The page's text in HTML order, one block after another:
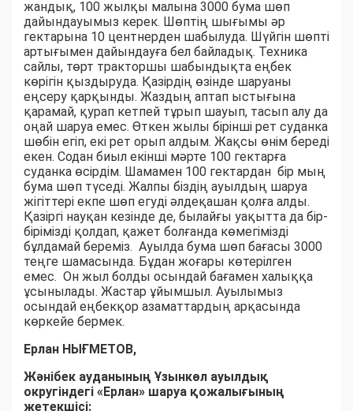
жандық, 100 жылқы малына 3000 бума шөп
дайындауымыз керек. Шөптің шығымы әр
гектарына 10 центнерден шабылуда. Шүйгін шөпті
артығымен дайындауға бел байладық. Техника
сайлы, төрт тракторшы шабындықта еңбек
көрігін қыздыруда. Қазірдің өзінде шаруаны
еңсеру қарқынды. Жаздың аптап ыстығына
қарамай, қурап кетпей тұрып шауып, тасып алу да
оңай шаруа емес. Өткен жылы бірінші рет суданка
шөбін егіп, екі рет орып алдым. Жақсы өнім береді
екен. Содан биыл екінші мәрте 100 гектарға
суданка өсірдім. Шамамен 100 гектардан бір мың
бума шөп түседі. Жалпы біздің ауылдың шаруа
жігіттері екпе шөп егуді әлдеқашан қолға алды.
Қазіргі науқан кезінде де, былайғы уақытта да бір-
бірімізді қолдап, қажет болғанда көмегімізді
бұлдамай береміз. Ауылда бума шөп бағасы 3000
теңге шамасында. Бұдан жоғары көтерілген
емес. Он жыл болды осындай бағамен халыққа
ұсынылады. Жастар ұйымшыл. Ауылымыз
осындай еңбекқор азаматтардың арқасында
көркейе бермек.
Ерлан НЫҒМЕТОВ,
Жәнібек ауданының Ұзынкөл ауылдық
округіндегі «Ерлан» шаруа қожалығының
жетекшісі: